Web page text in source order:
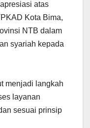
atas
Kota Bima,
NTB dalam
syariah kepada
menjadi langkah
layanan
sesuai prinsip